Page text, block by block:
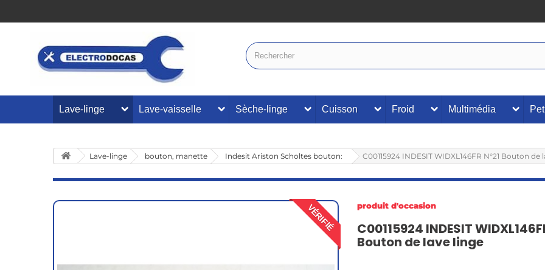
Lave-linge Lave-vaisselle Sèche-linge Cuisson Froid Multimédia
Lave-linge bouton, manette Indesit Ariston Scholtes bouton: C00115924 INDESIT WIDXL146FR N°21 Bouton de
VÉRIFIÉ produit d'occasion
C00115924 INDESIT
Bouton de lave linge